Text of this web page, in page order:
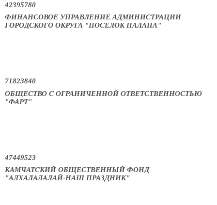
42395780
ФИНАНСОВОЕ УПРАВЛЕНИЕ АДМИНИСТРАЦИИ
ГОРОДСКОГО ОКРУГА "ПОСЕЛОК ПАЛАНА"
71823840
ОБЩЕСТВО С ОГРАНИЧЕННОЙ ОТВЕТСТВЕННОСТЬЮ
"ФАРТ"
47449523
КАМЧАТСКИЙ ОБЩЕСТВЕННЫЙ ФОНД
"АЛХАЛАЛАЛАЙ-НАШ ПРАЗДНИК"